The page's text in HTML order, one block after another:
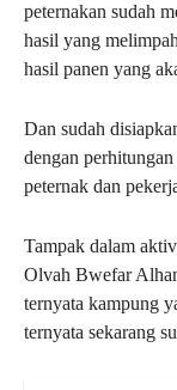
peternakan sudah
hasil yang
hasil panen yang
Dan sudah
dengan
peternak dan
Tampak dalam
Olvah Bwefar
ternyata kampung
ternyata sekarang